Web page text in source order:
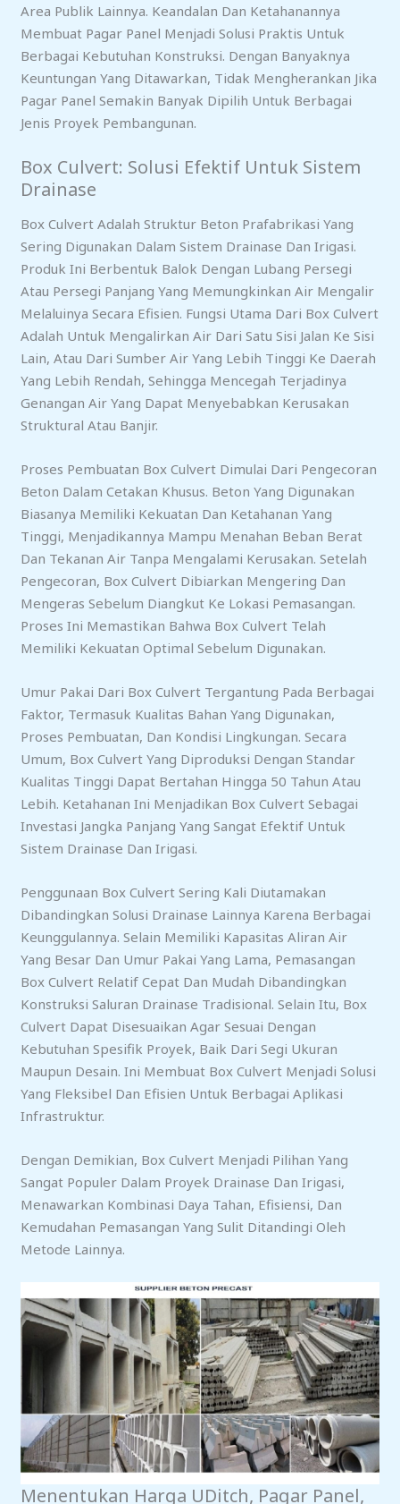
Area Publik Lainnya. Keandalan Dan Ketahanannya
Membuat Pagar Panel Menjadi Solusi Praktis Untuk
Berbagai Kebutuhan Konstruksi. Dengan Banyaknya
Keuntungan Yang Ditawarkan, Tidak Mengherankan Jika
Pagar Panel Semakin Banyak Dipilih Untuk Berbagai
Jenis Proyek Pembangunan.
Box Culvert: Solusi Efektif Untuk Sistem
Drainase
Box Culvert Adalah Struktur Beton Prafabrikasi Yang
Sering Digunakan Dalam Sistem Drainase Dan Irigasi.
Produk Ini Berbentuk Balok Dengan Lubang Persegi
Atau Persegi Panjang Yang Memungkinkan Air Mengalir
Melaluinya Secara Efisien. Fungsi Utama Dari Box Culvert
Adalah Untuk Mengalirkan Air Dari Satu Sisi Jalan Ke Sisi
Lain, Atau Dari Sumber Air Yang Lebih Tinggi Ke Daerah
Yang Lebih Rendah, Sehingga Mencegah Terjadinya
Genangan Air Yang Dapat Menyebabkan Kerusakan
Struktural Atau Banjir.
Proses Pembuatan Box Culvert Dimulai Dari Pengecoran
Beton Dalam Cetakan Khusus. Beton Yang Digunakan
Biasanya Memiliki Kekuatan Dan Ketahanan Yang
Tinggi, Menjadikannya Mampu Menahan Beban Berat
Dan Tekanan Air Tanpa Mengalami Kerusakan. Setelah
Pengecoran, Box Culvert Dibiarkan Mengering Dan
Mengeras Sebelum Diangkut Ke Lokasi Pemasangan.
Proses Ini Memastikan Bahwa Box Culvert Telah
Memiliki Kekuatan Optimal Sebelum Digunakan.
Umur Pakai Dari Box Culvert Tergantung Pada Berbagai
Faktor, Termasuk Kualitas Bahan Yang Digunakan,
Proses Pembuatan, Dan Kondisi Lingkungan. Secara
Umum, Box Culvert Yang Diproduksi Dengan Standar
Kualitas Tinggi Dapat Bertahan Hingga 50 Tahun Atau
Lebih. Ketahanan Ini Menjadikan Box Culvert Sebagai
Investasi Jangka Panjang Yang Sangat Efektif Untuk
Sistem Drainase Dan Irigasi.
Penggunaan Box Culvert Sering Kali Diutamakan
Dibandingkan Solusi Drainase Lainnya Karena Berbagai
Keunggulannya. Selain Memiliki Kapasitas Aliran Air
Yang Besar Dan Umur Pakai Yang Lama, Pemasangan
Box Culvert Relatif Cepat Dan Mudah Dibandingkan
Konstruksi Saluran Drainase Tradisional. Selain Itu, Box
Culvert Dapat Disesuaikan Agar Sesuai Dengan
Kebutuhan Spesifik Proyek, Baik Dari Segi Ukuran
Maupun Desain. Ini Membuat Box Culvert Menjadi Solusi
Yang Fleksibel Dan Efisien Untuk Berbagai Aplikasi
Infrastruktur.
Dengan Demikian, Box Culvert Menjadi Pilihan Yang
Sangat Populer Dalam Proyek Drainase Dan Irigasi,
Menawarkan Kombinasi Daya Tahan, Efisiensi, Dan
Kemudahan Pemasangan Yang Sulit Ditandingi Oleh
Metode Lainnya.
Menentukan Harga UDitch, Pagar Panel,